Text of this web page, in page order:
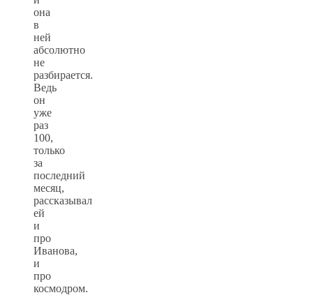
она
в
ней
абсолютно
не
разбирается.
Ведь
он
уже
раз
100,
только
за
последний
месяц,
рассказывал
ей
и
про
Иванова,
и
про
космодром.